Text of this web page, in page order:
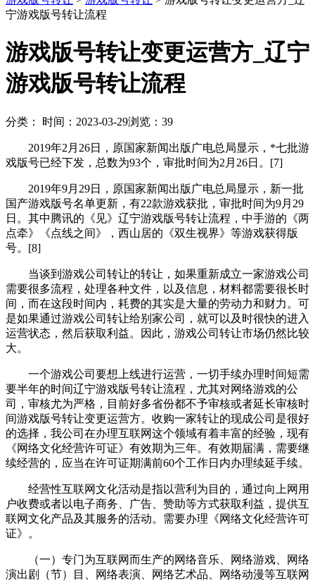
宁游戏版号转让流程
游戏版号转让变更运营方_辽宁
游戏版号转让流程
分类： 时间：2023-03-29浏览：39
2019年2月26日，原国家新闻出版广电总局显示，*七批游
戏版号已经下发，总数为93个，审批时间为2月26日。[7]
2019年9月29日，原国家新闻出版广电总局显示，新一批
国产游戏版号名单更新，有22款游戏获批，审批时间为9月29
日。其中腾讯的《见》辽宁游戏版号转让流程，中手游的《两
点牵》《点线之间》，西山居的《双生视界》等游戏获得版
号。[8]
当谈到游戏公司转让的转让，如果重新成立一家游戏公司
需要很多流程，处理各种文件，以及信息，材料都需要很长时
间，而在这段时间内，耗费的其实是大量的劳动力和财力。可
是如果通过游戏公司转让给别家公司，就可以及时很快的进入
运营状态，然后获取利益。因此，游戏公司转让市场仍然比较
大。
一个游戏公司要想上线进行运营，一切手续办理时间短需
要半年的时间辽宁游戏版号转让流程，尤其对网络游戏的公
司，审核尤为严格，目前好多省份都不予审核或者延长审核时
间游戏版号转让变更运营方。收购一家转让的现成公司是很好
的选择，我公司在办理互联网这个领域有着丰富的经验，现有
《网络文化经营许可证》有效期为三年。有效期届满，需要继
续经营的，应当在许可证期满前60个工作日内办理续延手续。
经营性互联网文化活动是指以营利为目的，通过向上网用
户收费或者以电子商务、广告、赞助等方式获取利益，提供互
联网文化产品及其服务的活动。需要办理《网络文化经营许可
证》。
（一）专门为互联网而生产的网络音乐、网络游戏、网络
演出剧（节）目、网络表演、网络艺术品、网络动漫等互联网